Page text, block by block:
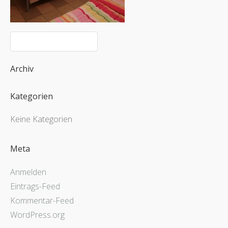
Archiv
Kategorien
Keine Kategorien
Meta
Anmelden
Eintrags-Feed
Kommentar-Feed
WordPress.org